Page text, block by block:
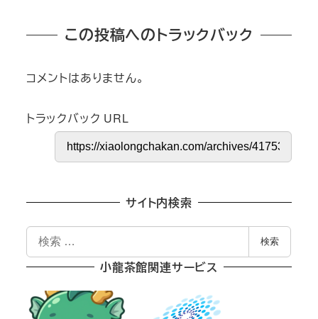
この投稿へのトラックバック
コメントはありません。
トラックバック URL
サイト内検索
検
索
検索
小龍茶館関連サービス